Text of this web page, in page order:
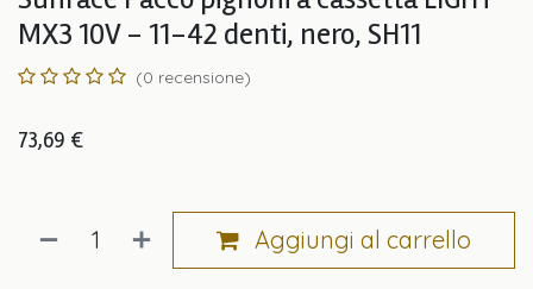
MX3 10V - 11-42 denti, nero, SH11
(0 recensione)
73,69 €
Aggiungi al carrello